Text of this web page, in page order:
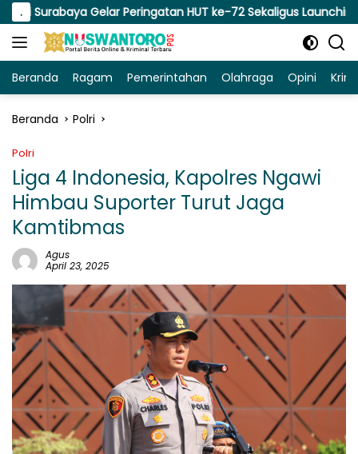
Langsung
ke
konten
. Gelar Peringatan HUT ke-72 Sekaligus Launching SPMB
Beranda Ragam Pemerintahan Olahraga Opini
Beranda Polri
Polri
Liga 4 Indonesia, Kapolres Ngawi
Himbau Suporter Turut Jaga
Kamtibmas
Agus
April 23, 2025